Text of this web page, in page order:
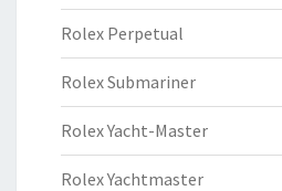
Rolex Perpetual
Rolex Submariner
Rolex Yacht-Master
Rolex Yachtmaster